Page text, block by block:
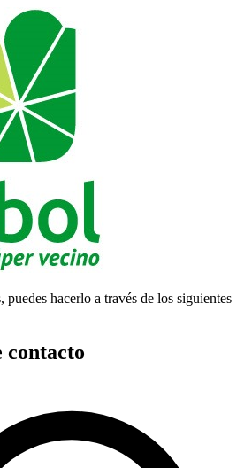
puedes hacerlo a través de los siguientes
contacto